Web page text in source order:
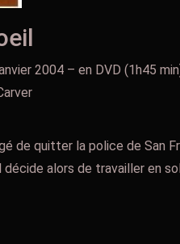
2004 – en DVD (1h45
de quitter la police de San
décide alors de travailler en